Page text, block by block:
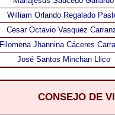
William Orlando Regalado
Cesar Octavio Vasquez
Filomena Jhannina Cáceres
José Santos Minchan Llico
CONSEJO DE